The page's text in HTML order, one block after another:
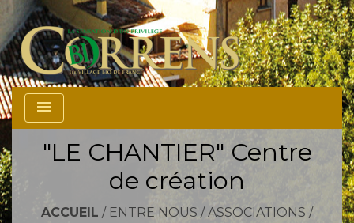
menu
"LE CHANTIER" Centre
de création
ACCUEIL / ENTRE NOUS /ASSOCIATIONS /